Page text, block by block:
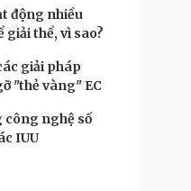
động nhiều
thể, vì sao?
giải pháp
"thẻ vàng" EC
công nghệ số
IUU